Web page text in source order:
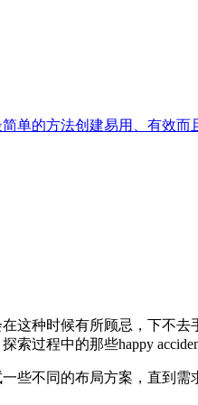
单的方法创建易用、有效
这种时候有所顾忌，下不
过程中的那些happy
些不同的布局方案，直到